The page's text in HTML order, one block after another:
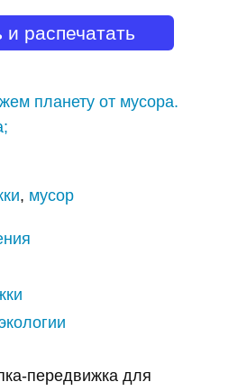
и распечатать
планету от мусора.
, мусор
передвижка для